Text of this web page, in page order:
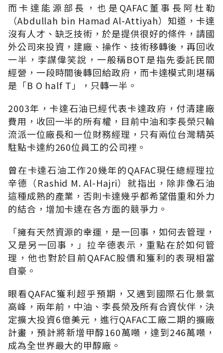
而卡達能源部長，也是QAFAC董事長阿杜勒
（Abdullah bin Hamad Al-Attiyah）知道，卡達
沒有人才、缺乏技術，於是提供很好的條件，請國
外公司來投資，建廠、操作、技術移轉後，再回收
一半，李謀偉笑說，一般稱BOT是指先委託民間
經營，一段時間後轉回給政府，而卡達模式則堪稱
是「B O half T」，只轉一半。
2003年，卡達石油已經代表卡達政府，付清建廠
費用，收回一半的所有權，目前中油和李長榮只輪
流派一位廠長和一位財務經理，只有兩位台灣精英
駐點卡達約260位員工的公司裡。
曾在卡達石油工作20幾年的QAFAC現任總經理拉
辛德（Rashid M. Al-Hajri）就指出，除非像石油
這種成熟的產業，否則卡達幾乎都希望借重和外力
的結合，增加卡達在各方面的競爭力。
「擁有天然資源的幸運，是一回事，如何去管理，
又是另一回事，」拉辛德表示，重點在於如何管
理，他也對於目前QAFAC股價和獲利的表現相當
自豪。
眼看QAFAC獲利超乎預期，又遇到國際石化景氣
高峰，兩年前，中油、李長榮及所有合資伙伴，決
定擴大投資6億美元，進行QAFAC工廠二期的擴廠
計畫，預計將新增甲醇160萬噸，達到246萬噸，
成為全世界最大的甲醇廠。